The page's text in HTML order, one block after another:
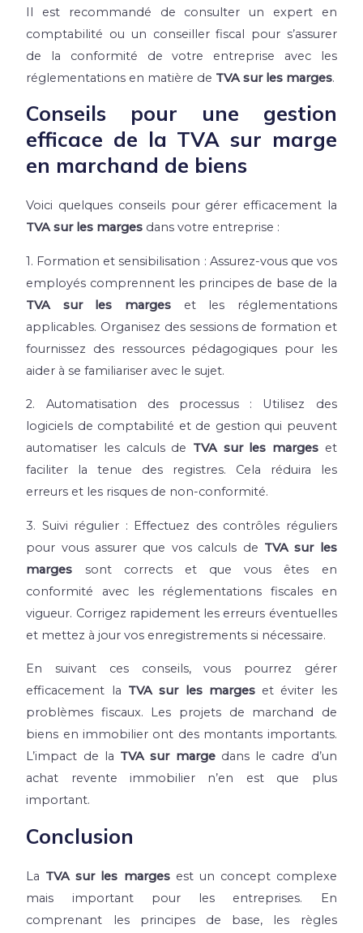
Il est recommandé de consulter un expert en
comptabilité ou un conseiller fiscal pour s’assurer
de la conformité de votre entreprise avec les
réglementations en matière de TVA sur les marges.
Conseils pour une gestion
efficace de la TVA sur marge
en marchand de biens
Voici quelques conseils pour gérer efficacement la
TVA sur les marges dans votre entreprise :
1. Formation et sensibilisation : Assurez-vous que vos
employés comprennent les principes de base de la
TVA sur les marges et les réglementations
applicables. Organisez des sessions de formation et
fournissez des ressources pédagogiques pour les
aider à se familiariser avec le sujet.
2. Automatisation des processus : Utilisez des
logiciels de comptabilité et de gestion qui peuvent
automatiser les calculs de TVA sur les margeset
faciliter la tenue des registres. Cela réduira les
erreurs et les risques de non-conformité.
3. Suivi régulier : Effectuez des contrôles réguliers
pour vous assurer que vos calculs de TVA sur les
marges sont corrects et que vous êtes en
conformité avec les réglementations fiscales en
vigueur. Corrigez rapidement les erreurs éventuelles
et mettez à jour vos enregistrements si nécessaire.
En suivant ces conseils, vous pourrez gérer
efficacement la TVA sur les margeset éviter les
problèmes fiscaux. Les projets de marchand de
biens en immobilier ont des montants importants.
L’impact de la TVA sur marge dans le cadre d’un
achat revente immobilier n’en est que plus
important.
Conclusion
La TVA sur les margesest un concept complexe
mais important pour les entreprises. En
comprenant les principes de base, les règles